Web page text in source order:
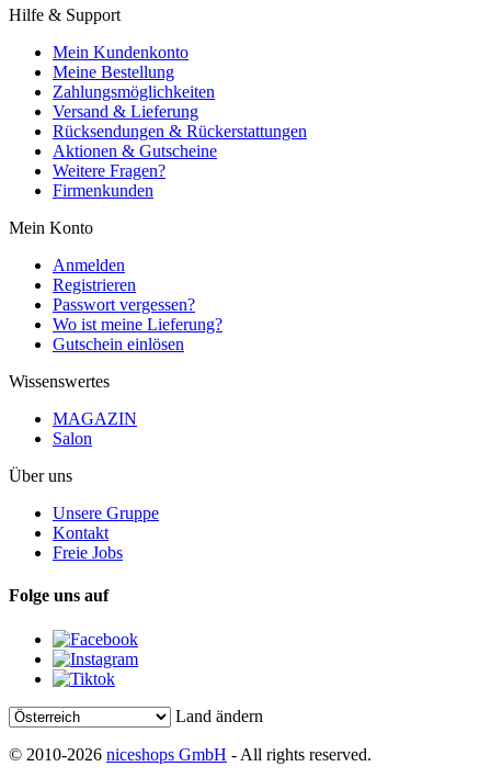
Hilfe & Support
Mein Kundenkonto
Meine Bestellung
Zahlungsmöglichkeiten
Versand & Lieferung
Rücksendungen & Rückerstattungen
Aktionen & Gutscheine
Weitere Fragen?
Firmenkunden
Mein Konto
Anmelden
Registrieren
Passwort vergessen?
Wo ist meine Lieferung?
Gutschein einlösen
Wissenswertes
MAGAZIN
Salon
Über uns
Unsere Gruppe
Kontakt
Freie Jobs
Folge uns auf
Land ändern
© 2010-2026 niceshops GmbH - All rights reserved.